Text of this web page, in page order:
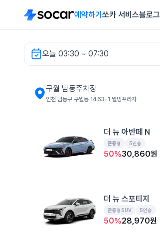
예약하기 쏘카 서비스블로그
오늘 03:30 ~ 07:30
구월 남동주차장
인천 남동구 구월동 1463-1 웰빙프라자
더 뉴 아반떼 N
준중형 5인승
50%30,860원
더 뉴 스포티지
준중형SUV 5인승
50%28,970원